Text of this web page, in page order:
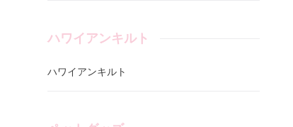
ハワイアンキルト
ハワイアンキルト